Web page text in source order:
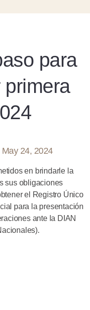
para
primera
May 24, 2024
en brindarle la
sus obligaciones
el Registro Único
para la presentación
ante la DIAN